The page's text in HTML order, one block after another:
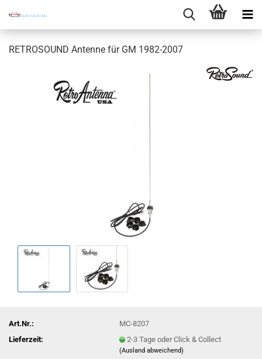
RETROSOUND Antenne für GM 1982-2007
Art.Nr.:
MC-8207
Lieferzeit:
2-3 Tage oder Click & Collect
(Ausland abweichend)